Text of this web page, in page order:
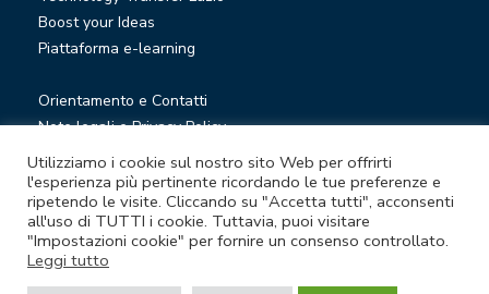
Boost your Ideas
Piattaforma e-learning
Orientamento e Contatti
Note legali e Privacy Policy
Privacy Newsletter
Società trasparente
Whistleblowing
© Lazio Innova S.p.A. società soggetta a direzione e
Utilizziamo i cookie sul nostro sito Web per offrirti
l'esperienza più pertinente ricordando le tue preferenze e
ripetendo le visite. Cliccando su "Accetta tutti", acconsenti
all'uso di TUTTI i cookie. Tuttavia, puoi visitare
"Impostazioni cookie" per fornire un consenso controllato.
Leggi tutto